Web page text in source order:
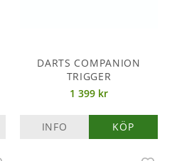
DARTS COMPANION
TRIGGER
1 399 kr
INFO KÖP